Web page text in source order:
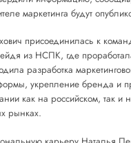
маркетинга будут
присоединилась к
из НСПК, где
разработка
укрепление бренда и
как на российском, так и
рынках.